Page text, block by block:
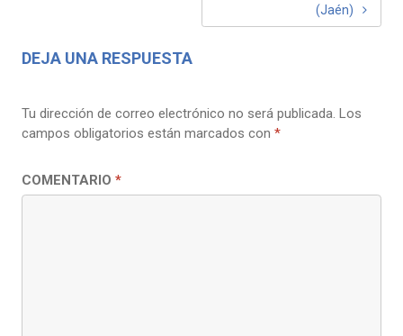
(Jaén)
DEJA UNA RESPUESTA
Tu dirección de correo electrónico no será publicada. Los
campos obligatorios están marcados con *
COMENTARIO *